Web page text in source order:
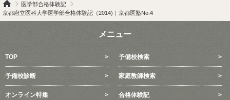
医学部合格体験記
京都府立医科大学医学部合格体験記（2014)｜京都医塾No.4
メニュー
TOP 予備校検索
予備校診断 家庭教師検索
オンライン特集 合格体験記